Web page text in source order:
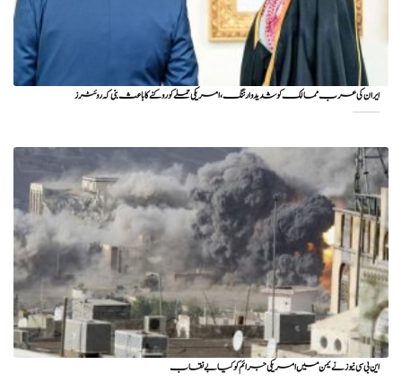
ایران کی عرب ممالک کو شدید وارننگ، امریکی حملے کو روکنے کا باعث بنی کہ روئٹرز
این بی سی نیوز نے یمن میں امریکی جرائم کو کیا بے نقاب